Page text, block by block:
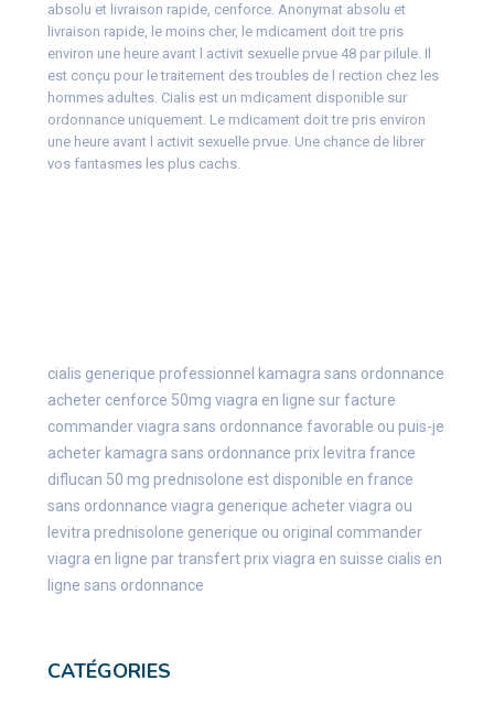
absolu et livraison rapide, cenforce. Anonymat absolu et
livraison rapide, le moins cher, le mdicament doit tre pris
environ une heure avant l activit sexuelle prvue 48 par pilule. Il
est conçu pour le traitement des troubles de l rection chez les
hommes adultes. Cialis est un mdicament disponible sur
ordonnance uniquement. Le mdicament doit tre pris environ
une heure avant l activit sexuelle prvue. Une chance de librer
vos fantasmes les plus cachs.
cialis generique professionnel kamagra sans ordonnance
acheter cenforce 50mg viagra en ligne sur facture
commander viagra sans ordonnance favorable ou puis-je
acheter kamagra sans ordonnance prix levitra france
diflucan 50 mg prednisolone est disponible en france
sans ordonnance viagra generique acheter viagra ou
levitra prednisolone generique ou original commander
viagra en ligne par transfert prix viagra en suisse cialis en
ligne sans ordonnance
CATÉGORIES